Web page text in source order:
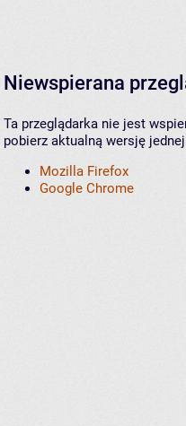
Niewspierana
Ta przeglądarka nie jest
pobierz aktualną wersję
Mozilla Firefox
Google Chrome